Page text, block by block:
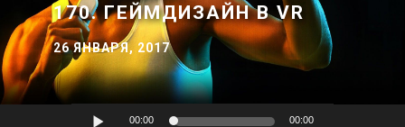
170. ГЕЙМДИЗАЙН В VR
26 ЯНВАРЯ, 2017
Аудиоплеер
00:00 00:00